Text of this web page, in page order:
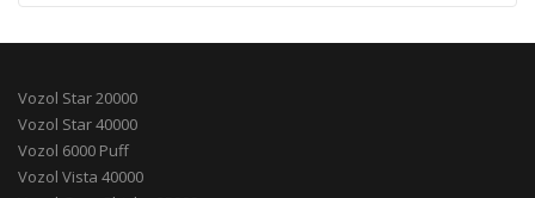
Vozol Star 20000
Vozol Star 40000
Vozol 6000 Puff
Vozol Vista 40000